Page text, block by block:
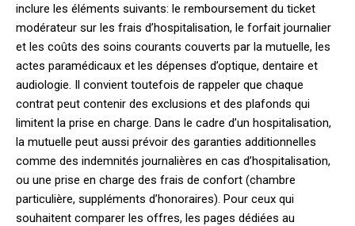
inclure les éléments suivants: le remboursement du ticket
modérateur sur les frais d’hospitalisation, le forfait journalier
et les coûts des soins courants couverts par la mutuelle, les
actes paramédicaux et les dépenses d’optique, dentaire et
audiologie. Il convient toutefois de rappeler que chaque
contrat peut contenir des exclusions et des plafonds qui
limitent la prise en charge. Dans le cadre d’un hospitalisation,
la mutuelle peut aussi prévoir des garanties additionnelles
comme des indemnités journalières en cas d’hospitalisation,
ou une prise en charge des frais de confort (chambre
particulière, suppléments d’honoraires). Pour ceux qui
souhaitent comparer les offres, les pages dédiées au